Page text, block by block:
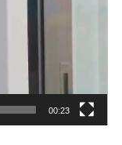
00:23